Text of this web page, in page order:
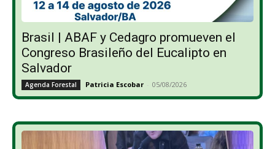
Brasil | ABAF y Cedagro promueven el
Congreso Brasileño del Eucalipto en
Salvador
Agenda Forestal Patricia Escobar - 05/08/2026